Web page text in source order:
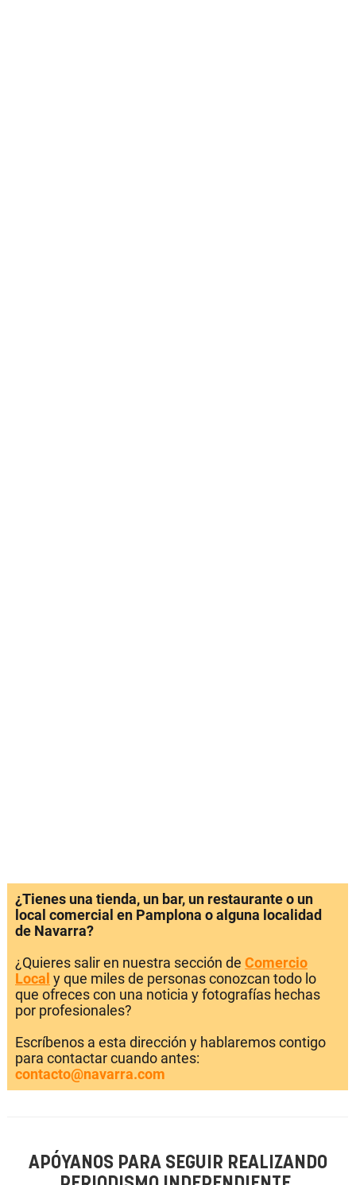
¿Tienes una tienda, un bar, un restaurante o un
local comercial en Pamplona o alguna localidad
de Navarra?
¿Quieres salir en nuestra sección de Comercio
Local y que miles de personas conozcan todo lo
que ofreces con una noticia y fotografías hechas
por profesionales?
Escríbenos a esta dirección y hablaremos contigo
para contactar cuando antes:
contacto@navarra.com
APÓYANOS PARA SEGUIR REALIZANDO